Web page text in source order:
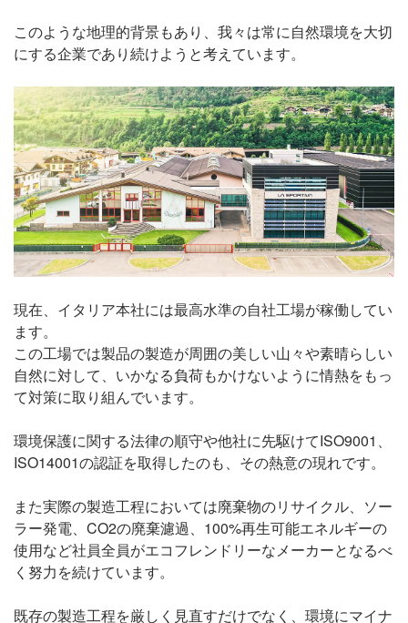
このような地理的背景もあり、我々は常に自然環境を大切
にする企業であり続けようと考えています。
現在、イタリア本社には最高水準の自社工場が稼働してい
ます。
この工場では製品の製造が周囲の美しい山々や素晴らしい
自然に対して、いかなる負荷もかけないように情熱をもっ
て対策に取り組んでいます。
環境保護に関する法律の順守や他社に先駆けてISO9001、
ISO14001の認証を取得したのも、その熱意の現れです。
また実際の製造工程においては廃棄物のリサイクル、ソー
ラー発電、CO2の廃棄濾過、100%再生可能エネルギーの
使用など社員全員がエコフレンドリーなメーカーとなるべ
く努力を続けています。
既存の製造工程を厳しく見直すだけでなく、環境にマイナ